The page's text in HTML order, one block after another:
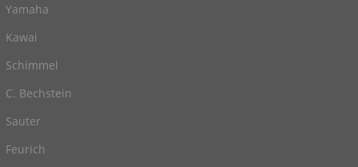
Yamaha
Kawai
Schimmel
C. Bechstein
Sauter
Feurich